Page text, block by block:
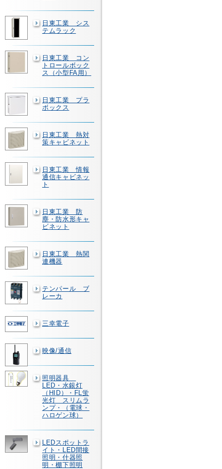
日東工業 シス
テムラック
日東工業 コン
トロールボック
ス（小型FA用）
日東工業 プラ
ボックス
日東工業 熱対
策キャビネット
日東工業 情報
通信キャビネッ
ト
日東工業 防
塵・防水形キャ
ビネット
日東工業 熱関
連機器
テンパール ブ
レーカ
三幸電子
映像/通信
照明器具
LED・水銀灯
（HID）・FL蛍
光灯 スリムラ
ンプ・（電球・
ハロゲン球）
LEDスポットラ
イト・LED間接
照明・什器照
明・棚下照明